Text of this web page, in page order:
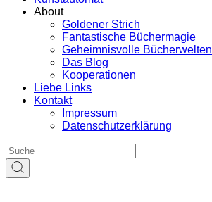
About
Goldener Strich
Fantastische Büchermagie
Geheimnisvolle Bücherwelten
Das Blog
Kooperationen
Liebe Links
Kontakt
Impressum
Datenschutzerklärung